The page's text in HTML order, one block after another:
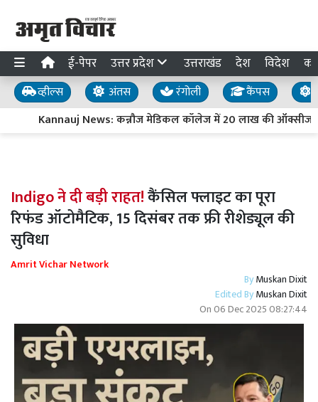
ई-पेपर उत्तर प्रदेश उत्तराखंड देश विदेश
व्हील्स अंतस रंगोली कैंपस
Kannauj News: कन्नौज मेडिकल कॉलेज में 20 लाख की ऑक्सीजन
Indigo ने दी बड़ी राहत!कैंसिल फ्लाइट का पूरा
रिफंड ऑटोमैटिक, 15 दिसंबर तक फ्री रीशेड्यूल की
सुविधा
Amrit Vichar Network
ByMuskan Dixit
Edited ByMuskan Dixit
On06 Dec 2025 08:27:44